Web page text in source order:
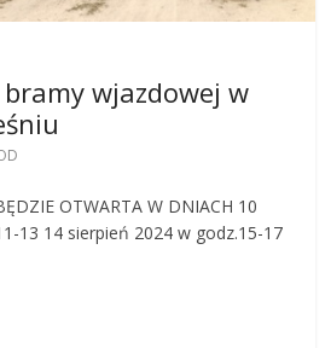
wjazdowej w
OTWARTA W DNIACH 10
13 14 sierpień 2024 w godz.15-17